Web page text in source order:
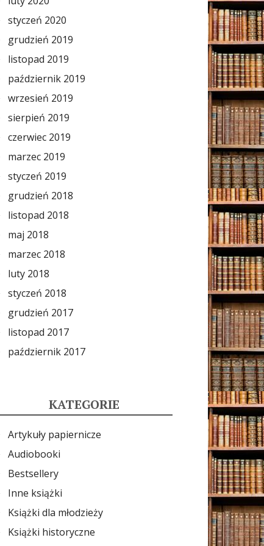
styczeń 2020
grudzień 2019
listopad 2019
październik 2019
wrzesień 2019
sierpień 2019
czerwiec 2019
marzec 2019
styczeń 2019
grudzień 2018
listopad 2018
maj 2018
marzec 2018
luty 2018
styczeń 2018
grudzień 2017
listopad 2017
październik 2017
KATEGORIE
Artykuły papiernicze
Audiobooki
Bestsellery
Inne książki
Książki dla młodzieży
Książki historyczne